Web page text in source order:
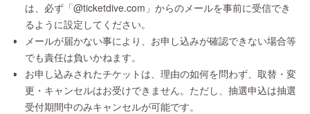
は、必ず「@ticketdive.com」からのメールを事前に受信でき
るように設定してください。
メールが届かない事により、お申し込みが確認できない場合等
でも責任は負いかねます。
お申し込みされたチケットは、理由の如何を問わず、取替・変
更・キャンセルはお受けできません。ただし、抽選申込は抽選
受付期間中のみキャンセルが可能です。